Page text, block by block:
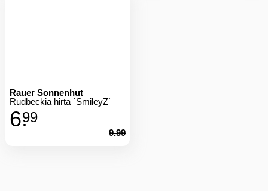
Rauer Sonnenhut
Rudbeckia hirta ´SmileyZ`
6.99
9.99